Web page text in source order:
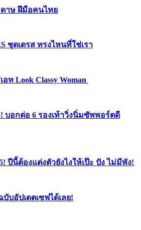
าษ ฝีมือคนไทย
ชุดเดรส ทรงไหนที่ใช่เรา
ท Look Classy Woman
บอกต่อ 6 รองเท้าวิ่งนิ่มซัพพอร์ตดี
ปีนี้ต้องแต่งตัวยังไงให้เป๊ะ ปัง ไม่มีพัง!
บับอัปเดตเซฟได้เลย!